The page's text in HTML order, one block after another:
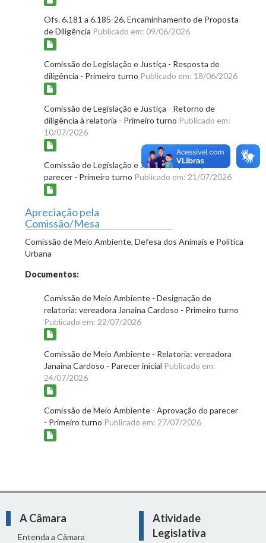
Ofs. 6.181 a 6.185-26. Encaminhamento de Proposta
de Diligência Publicado em: 09/06/2026
Comissão de Legislação e Justiça - Resposta de
diligência - Primeiro turno Publicado em: 18/06/2026
Comissão de Legislação e Justiça - Retorno de
diligência à relatoria - Primeiro turno Publicado em:
10/07/2026
Comissão de Legislação e Justiça - Aprovação do
parecer - Primeiro turno Publicado em: 21/07/2026
Apreciação pela
Comissão/Mesa
Comissão de Meio Ambiente, Defesa dos Animais e Política
Urbana
Documentos:
Comissão de Meio Ambiente - Designação de
relatoria: vereadora Janaina Cardoso - Primeiro turno
Publicado em: 22/07/2026
Comissão de Meio Ambiente - Relatoria: vereadora
Janaina Cardoso - Parecer inicial Publicado em:
24/07/2026
Comissão de Meio Ambiente - Aprovação do parecer
- Primeiro turno Publicado em: 27/07/2026
A Câmara
Entenda a Câmara
Atividade
Legislativa